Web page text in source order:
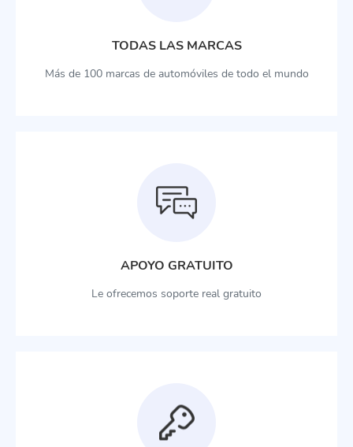
TODAS LAS MARCAS
Más de 100 marcas de automóviles de todo el mundo
APOYO GRATUITO
Le ofrecemos soporte real gratuito